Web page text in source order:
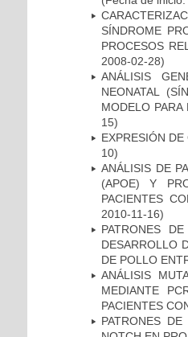
SÍNDROME
PROCESOS
2008-02-28)
ANÁLISIS
NEONATAL
MODELO
15)
EXPRESIÓN
10)
ANÁLISIS DE
(APOE) Y
PACIENTES
2010-11-16)
PATRONES
DESARROLLO
DE POLLO
ANÁLISIS
MEDIANTE
PACIENTES
PATRONES